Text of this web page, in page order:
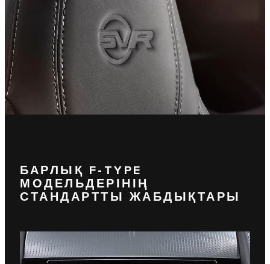
БАРЛЫҚ F-TYPE
МОДЕЛЬДЕРІНІҢ
СТАНДАРТТЫ ЖАБДЫҚТАРЫ